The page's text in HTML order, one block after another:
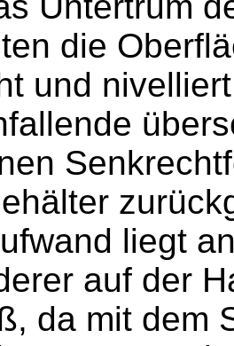
die
und
liegt
auf der
da mit dem